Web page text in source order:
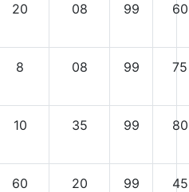
20 08 99 60
8 08 99 75
10 35 99 80
60 20 99 45